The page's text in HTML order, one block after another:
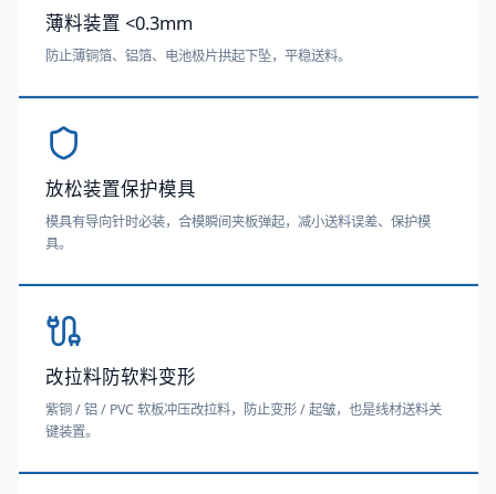
薄料装置 <0.3mm
防止薄铜箔、铝箔、电池极片拱起下坠，平稳送料。
放松装置保护模具
模具有导向针时必装，合模瞬间夹板弹起，减小送料误差、保护模
具。
改拉料防软料变形
紫铜 / 铝 / PVC 软板冲压改拉料，防止变形 / 起皱，也是线材送料关
键装置。